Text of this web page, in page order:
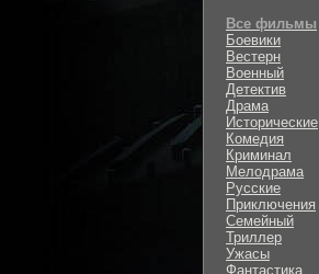
Все фильмы
Боевики
Вестерн
Военный
Детектив
Драма
Исторические
Комедия
Криминал
Мелодрама
Русские
Приключения
Семейный
Триллер
Ужасы
Фантастика